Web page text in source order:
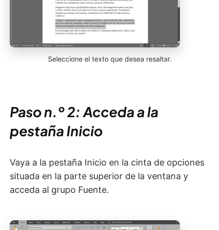
Seleccione el texto que desea resaltar.
Paso n.º 2: Acceda a la
pestaña Inicio
Vaya a la pestaña Inicio en la cinta de opciones
situada en la parte superior de la ventana y
acceda al grupo Fuente.